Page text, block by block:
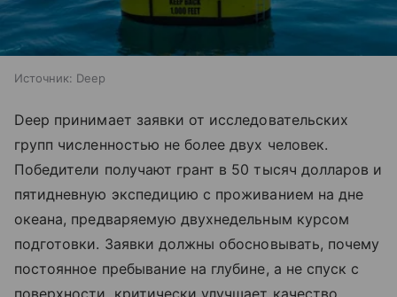
Источник: Deep
Deep принимает заявки от исследовательских
групп численностью не более двух человек.
Победители получают грант в 50 тысяч долларов и
пятидневную экспедицию с проживанием на дне
океана, предваряемую двухнедельным курсом
подготовки. Заявки должны обосновывать, почему
постоянное пребывание на глубине, а не спуск с
поверхности, критически улучшает качество